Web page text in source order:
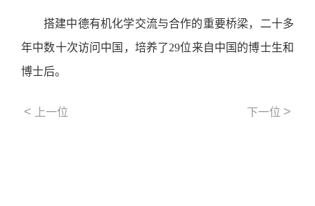
搭建中德有机化学交流与合作的重要桥梁，二十多
年中数十次访问中国，培养了29位来自中国的博士生和
博士后。
< 上一位 下一位 >